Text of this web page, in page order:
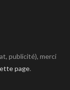
publicité), merci
page.